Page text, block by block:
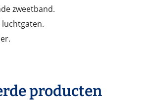
zweetband.
producten